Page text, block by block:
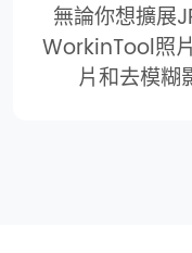
無論你想擴展
WorkinTool照
片和去模糊